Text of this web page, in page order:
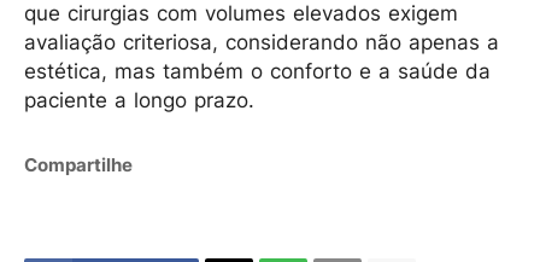
que cirurgias com volumes elevados exigem
avaliação criteriosa, considerando não apenas a
estética, mas também o conforto e a saúde da
paciente a longo prazo.
Compartilhe